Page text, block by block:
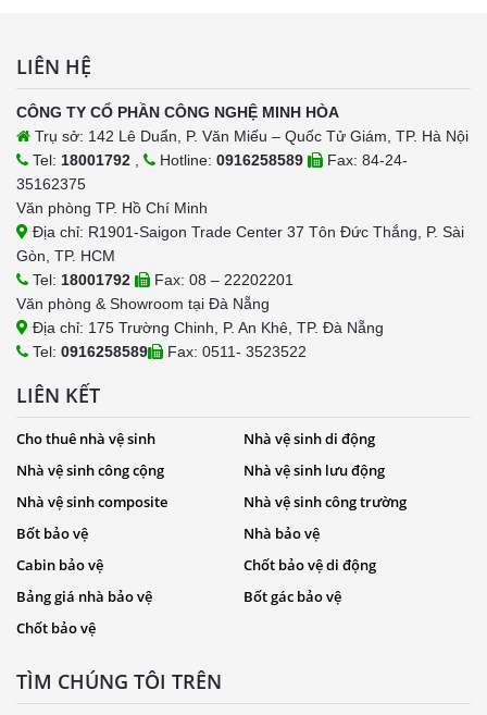
LIÊN HỆ
CÔNG TY CỔ PHẦN CÔNG NGHỆ MINH HÒA
Trụ sở: 142 Lê Duẩn, P. Văn Miếu – Quốc Tử Giám, TP. Hà Nội
Tel: 18001792 Hotline: 0916258589
Fax: 84-24-
35162375
Văn phòng TP. Hồ Chí Minh
Địa chỉ: R1901-Saigon Trade Center 37 Tôn Đức Thắng, P. Sài
Gòn, TP. HCM
Tel: 18001792
Fax: 08 – 22202201
Văn phòng & Showroom tại Đà Nẵng
Địa chỉ: 175 Trường Chinh, P. An Khê, TP. Đà Nẵng
Tel: 0916258589 Fax: 0511- 3523522
LIÊN KẾT
Cho thuê nhà vệ sinh
Nhà vệ sinh di động
Nhà vệ sinh công cộng
Nhà vệ sinh lưu động
Nhà vệ sinh composite
Nhà vệ sinh công trường
Bốt bảo vệ
Nhà bảo vệ
Cabin bảo vệ
Chốt bảo vệ di động
Bảng giá nhà bảo vệ
Bốt gác bảo vệ
Chốt bảo vệ
TÌM CHÚNG TÔI TRÊN